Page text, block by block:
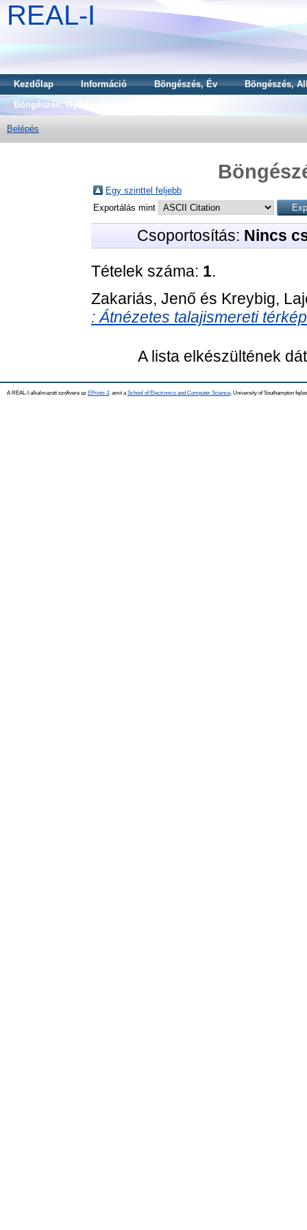
REAL-I
Kezdőlap Információ Böngészés, Év
Böngészés,
Böngészés, Gyűjtemény
Belépés
Egy szinttel feljebb
Exportálás mint
Csoportosítás: Nincs
Tételek száma: 1.
Zakariás, Jenő és Kreybig,
: Átnézetes talajismereti
A lista elkészültének
A REAL-I alkalmazott szoftvere az EPrints 3, amit a School of Electronics and Computer Science , University of Southampton